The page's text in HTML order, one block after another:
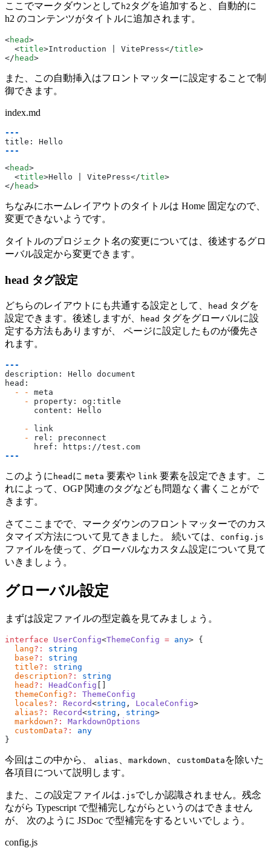
ここでマークダウンとして h2 タグを追加すると、自動的に
h2 のコンテンツがタイトルに追加されます。
<head>
  <
title>Introduction | VitePress</title>
</ head>
また、この自動挿入はフロントマッターに設定することで制
御できます。
index.md
---
title: Hello
---
<head>
  <
title>Hello | VitePress</title>
</ head>
ちなみにホームレイアウトのタイトルは Home 固定なので、
変更できないようです。
タイトルのプロジェクト名の変更については、後述するグロ
ーバル設定から変更できます。
head タグ設定
どちらのレイアウトにも共通する設定として、 head タグを
設定できます。後述しますが、
head タグをグローバルに設
定する方法もありますが、 ページに設定したものが優先さ
れます。
---
description: Hello document
head:
  -
-
meta
    -
property: og:title
      content: Hello
    -
link
    -
rel: preconnect
      href: https://test.com
---
このように head に meta 要素や link 要素を設定できます。こ
れによって、OGP 関連のタグなども問題なく書くことがで
きます。
さてここまでで、マークダウンのフロントマッターでのカス
タマイズ方法について見てきました。 続いては、
config.js
ファイルを使って、グローバルなカスタム設定について見て
いきましょう。
グローバル設定
まずは設定ファイルの型定義を見てみましょう。
interface UserConfig<ThemeConfig = any> {
  lang
?:
string
  base
?:
string
  title
?:
string
  description
?:
string
  head
?: HeadConfig []
  themeConfig
?:
ThemeConfig
  locales
?: Record<string , LocaleConfig>
  alias
?: Record<string , string>
  markdown
?:
MarkdownOptions
  customData
?:
any
}
今回はこの中から、 alias markdown customData を除いた
各項目について説明します。
また、この設定ファイルは .jsでしか認識されません。残念
ながら Typescript で型補完しながらというのはできません
が、 次のように JSDoc で型補完をするといいでしょう。
config.js